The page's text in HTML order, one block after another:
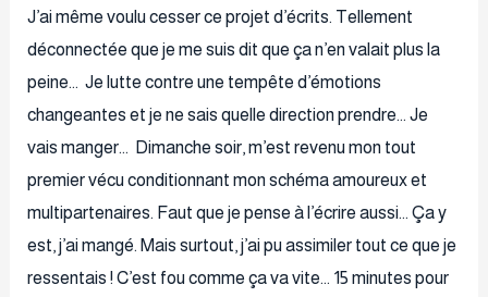
J’ai même voulu cesser ce projet d’écrits. Tellement
déconnectée que je me suis dit que ça n’en valait plus la
peine… Je lutte contre une tempête d’émotions
changeantes et je ne sais quelle direction prendre… Je
vais manger… Dimanche soir, m’est revenu mon tout
premier vécu conditionnant mon schéma amoureux et
multipartenaires. Faut que je pense à l’écrire aussi… Ça y
est, j’ai mangé. Mais surtout, j’ai pu assimiler tout ce que je
ressentais ! C’est fou comme ça va vite… 15 minutes pour